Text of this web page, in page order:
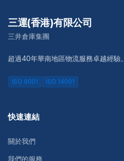
三運(香港)有限公司
三井倉庫集團
超過40年華南地區物流服務卓越經驗。
ISO 9001 ISO 14001
快速連結
關於我們
我們的服務